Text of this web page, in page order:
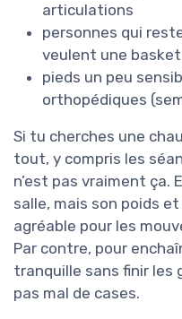
articulations
personnes qui
veulent une
pieds un peu
orthopédiques
Si tu cherches une
tout, y compris les
n’est pas vraiment ça.
salle, mais son poids
agréable pour les
Par contre, pour
tranquille sans finir les
pas mal de cases.